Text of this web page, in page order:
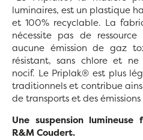
luminaires, est un plastique
et 100% recyclable. La
nécessite pas de
aucune émission de gaz
résistant, sans chlore et
nocif. Le Priplak® est plus
traditionnels et contribue
de transports et des émissions
Une suspension
R&M Coudert.